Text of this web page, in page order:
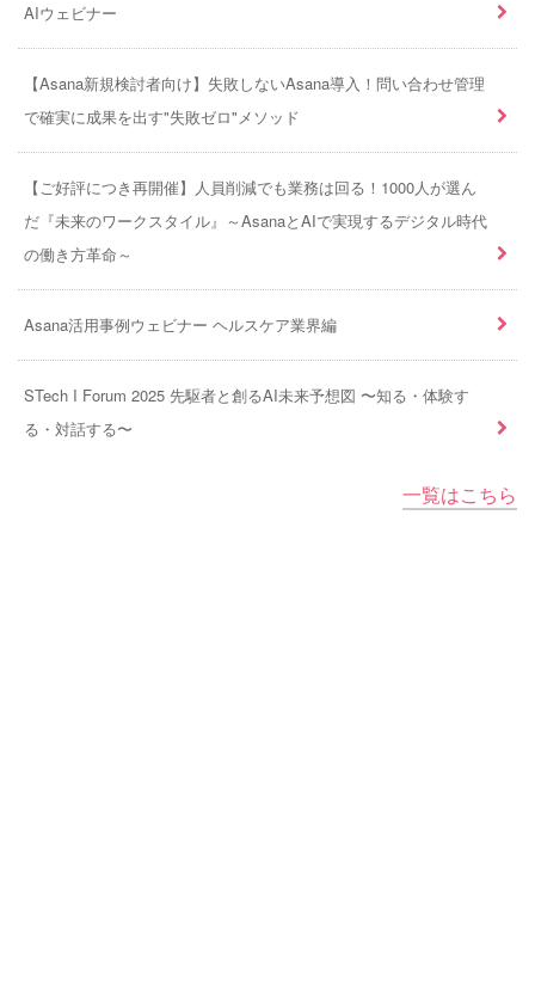
AIウェビナー
【Asana新規検討者向け】失敗しないAsana導入！問い合わせ管理
で確実に成果を出す"失敗ゼロ"メソッド
【ご好評につき再開催】人員削減でも業務は回る！1000人が選ん
だ『未来のワークスタイル』～AsanaとAIで実現するデジタル時代
の働き方革命～
Asana活用事例ウェビナー ヘルスケア業界編
STech I Forum 2025 先駆者と創るAI未来予想図 〜知る・体験す
る・対話する〜
一覧はこちら